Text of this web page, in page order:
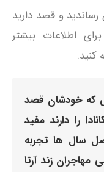
و قصد دارید
اطلاعات بیشتر
که خودشان قصد
را دارند مفید
سال ها تجربه
زند آرتا